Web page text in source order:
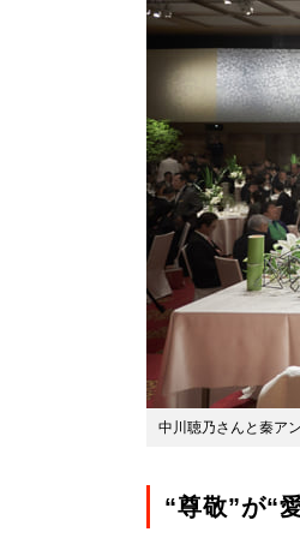
中川聴乃さんと秦ア
“尊敬”が“